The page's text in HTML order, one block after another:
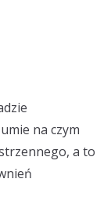
na czym
a to